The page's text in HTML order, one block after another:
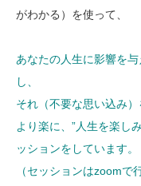
がわかる）を使って、
あなたの人生に影響を
し、
それ（不要な思い込み
より楽に、”人生を楽し
ッションをしています。
（セッションはzoom